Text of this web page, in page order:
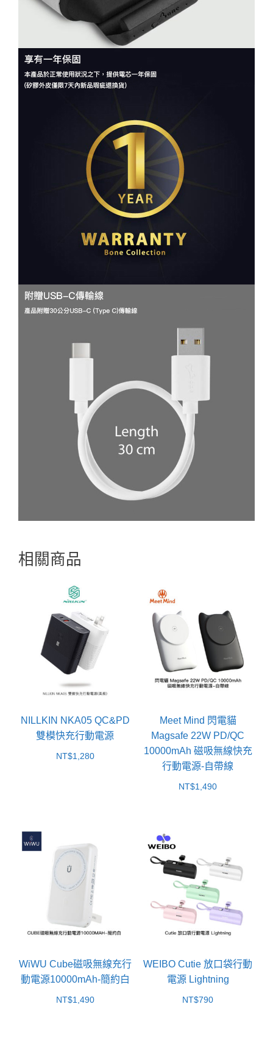
相關商品
NILLKIN NKA05 QC&PD
雙模快充行動電源
NT$1,280
Meet Mind 閃電貓
Magsafe 22W PD/QC
10000mAh 磁吸無線快充
行動電源-自帶線
NT$1,490
WiWU Cube磁吸無線充行
動電源10000mAh-簡約白
NT$1,490
WEIBO Cutie 放口袋行動
電源 Lightning
NT$790